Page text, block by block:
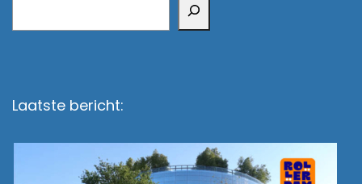
Laatste bericht: